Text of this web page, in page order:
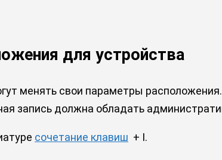
для устройства
менять свои параметры
запись должна обладать
сочетание клавиш + I.